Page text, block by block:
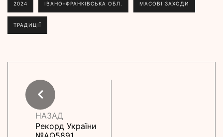
2024 ІВАНО-ФРАНКІВСЬКА ОБЛ. МАСОВІ ЗАХОДИ
ТРАДИЦІЇ
НАЗАД
Рекорд України